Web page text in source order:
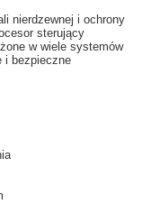
nierdzewnej i ochrony
sterujący
w wiele systemów
i bezpieczne